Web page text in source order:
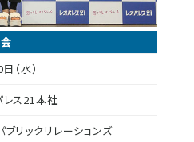
（水）
レス21本社
ブリックリレーションズ